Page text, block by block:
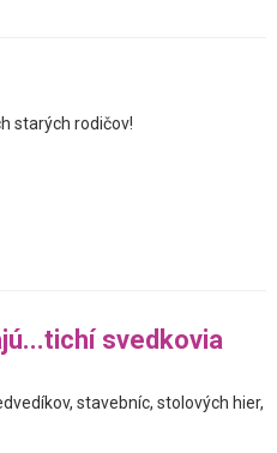
starých rodičov!
svedkovia
stavebníc, stolových hier,